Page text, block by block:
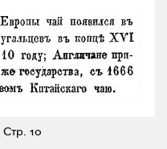
Стр. 10